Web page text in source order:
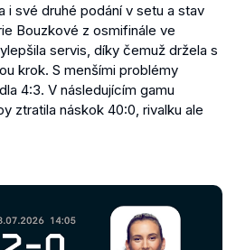
i své druhé podání v setu a stav
Bouzkové z osmifinále ve
servis, díky čemuž držela s
krok. S menšími problémy
4:3. V následujícím gamu
ztratila náskok 40:0, rivalku ale